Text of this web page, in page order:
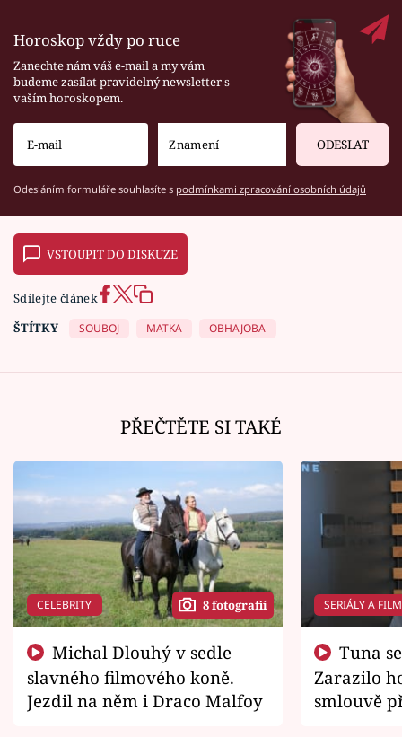
Horoskop vždy po ruce
Zanechte nám váš e-mail a my vám
budeme zasílat pravidelný newsletter s
vaším horoskopem.
ODESLAT
Odesláním formuláře souhlasíte s podmínkami zpracování osobních údajů
VSTOUPIT DO DISKUZE
Sdílejte článek
ŠTÍTKY
SOUBOJ MATKA OBHAJOBA
PŘEČTĚTE SI TAKÉ
CELEBRITY 8 fotografií
slavného filmového koně.
Jezdil na něm i Draco Malfoy
SERIÁLY A
Zarazilo
smlouvě